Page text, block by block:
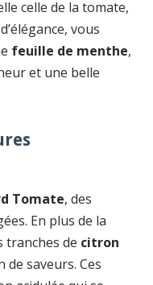
celle de la tomate,
vous
feuille de menthe,
et une belle
Tomate, des
En plus de la
tranches de citron
saveurs. Ces